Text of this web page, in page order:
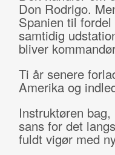
Don Rodrigo.
Spanien til
samtidig
bliver
Ti år senere
Amerika og
Instruktøren
sans for det
fuldt vigør med